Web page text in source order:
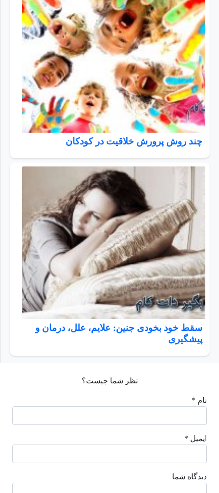
چند روش پرورش خلاقیت در کودکان
سقط خود بخودی جنین: علایم، علل، درمان و
پیشگیری
نظر شما چیست؟
نام *
ایمیل *
دیدگاه شما